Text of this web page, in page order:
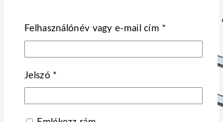
Felhasználónév vagy e-mail cím *
Jelszó *